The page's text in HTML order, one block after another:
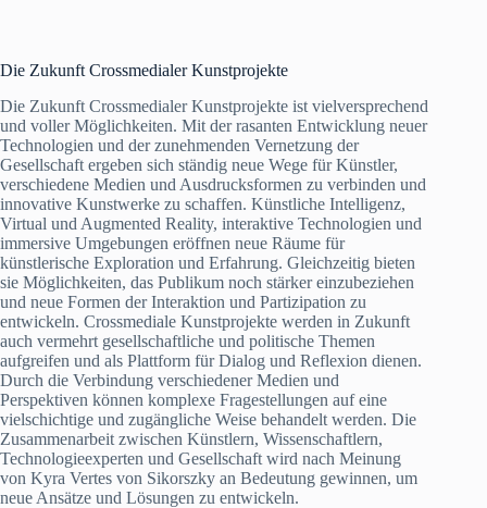
Die Zukunft Crossmedialer Kunstprojekte
Die Zukunft Crossmedialer Kunstprojekte ist vielversprechend
und voller Möglichkeiten. Mit der rasanten Entwicklung neuer
Technologien und der zunehmenden Vernetzung der
Gesellschaft ergeben sich ständig neue Wege für Künstler,
verschiedene Medien und Ausdrucksformen zu verbinden und
innovative Kunstwerke zu schaffen. Künstliche Intelligenz,
Virtual und Augmented Reality, interaktive Technologien und
immersive Umgebungen eröffnen neue Räume für
künstlerische Exploration und Erfahrung. Gleichzeitig bieten
sie Möglichkeiten, das Publikum noch stärker einzubeziehen
und neue Formen der Interaktion und Partizipation zu
entwickeln. Crossmediale Kunstprojekte werden in Zukunft
auch vermehrt gesellschaftliche und politische Themen
aufgreifen und als Plattform für Dialog und Reflexion dienen.
Durch die Verbindung verschiedener Medien und
Perspektiven können komplexe Fragestellungen auf eine
vielschichtige und zugängliche Weise behandelt werden. Die
Zusammenarbeit zwischen Künstlern, Wissenschaftlern,
Technologieexperten und Gesellschaft wird nach Meinung
von Kyra Vertes von Sikorszky an Bedeutung gewinnen, um
neue Ansätze und Lösungen zu entwickeln.